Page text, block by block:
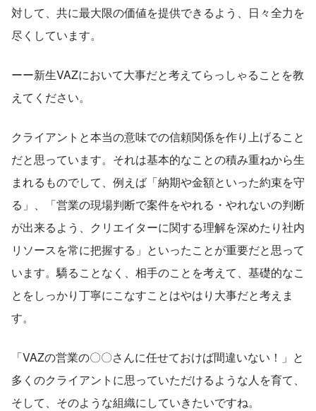
対して、共に最大限の価値を提供できるよう、日々全力を
尽くしています。
ーー新生VAZにおいて大事だと考えてらっしゃることを教
えてください。
クライアントと本当の意味での信頼関係を作り上げること
だと思っています。それは基本的なことの積み重ねから生
まれるものでして、例えば「納期や金額といった約束を守
る」、「営業の現場判断で案件をやれる・やれないの判断
が出来るよう、クリエイターに関する理解を深めたり社内
リソースを常に把握する」といったことが重要だと思って
います。驕ることなく、相手のことを考えて、基礎的なこ
とをしっかり丁寧にこなすことはやはり大事だと考えま
す。
「VAZの営業の〇〇さんに任せておけば間違いない！」と
多くのクライアントに思っていただけるような人を育て、
そして、そのような組織にしていきたいですね。